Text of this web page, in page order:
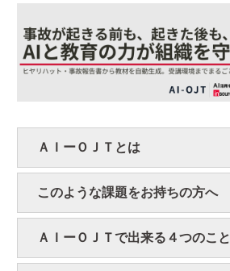
ＡＩーＯＪＴとは
このような課題をお持ちの方へ
ＡＩーＯＪＴで出来る４つのこと